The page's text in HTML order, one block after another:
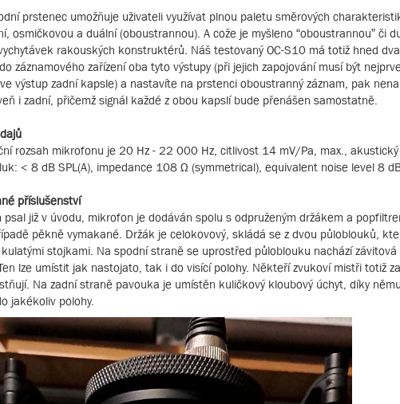
prstenec umožňuje uživateli využívat plnou paletu směrových
osmičkovou a duální (oboustrannou). A cože je myšleno “oboustrannou” či
rakouských konstruktérů. Náš testovaný OC-S10 má totiž hned
záznamového zařízení oba tyto výstupy (při jejich zapojování musí být
výstup zadní kapsle) a nastavíte na prstenci oboustranný záznam, pak
i zadní, přičemž signál každé z obou kapslí bude přenášen samostatně.
rozsah mikrofonu je 20 Hz - 22 000 Hz, citlivost 14 mV/Pa, max., akustický
< 8 dB SPL(A), impedance 108 Ω (symmetrical), equivalent noise level 8
příslušenství
psal již v úvodu, mikrofon je dodáván spolu s odpruženým držákem a
pěkně vymakané. Držák je celokovový, skládá se z dvou půloblouků,
stojkami. Na spodní straně se uprostřed půloblouku nachází
lze umístit jak nastojato, tak i do visící polohy. Někteří zvukoví mistři totiž
Na zadní straně pavouka je umístěn kuličkový kloubový úchyt, díky
jakékoliv polohy.